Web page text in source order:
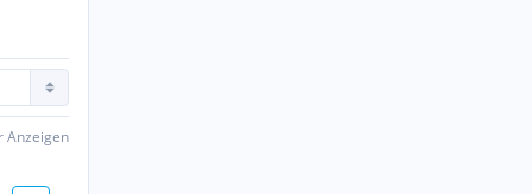
Anzeigen